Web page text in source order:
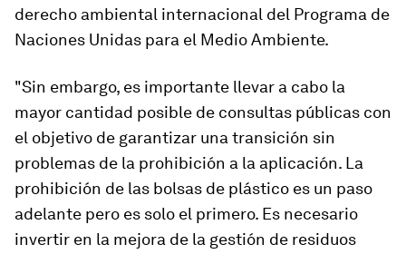
derecho ambiental internacional del Programa de
Naciones Unidas para el Medio Ambiente.
"Sin embargo, es importante llevar a cabo la
mayor cantidad posible de consultas públicas con
el objetivo de garantizar una transición sin
problemas de la prohibición a la aplicación. La
prohibición de las bolsas de plástico es un paso
adelante pero es solo el primero. Es necesario
invertir en la mejora de la gestión de residuos